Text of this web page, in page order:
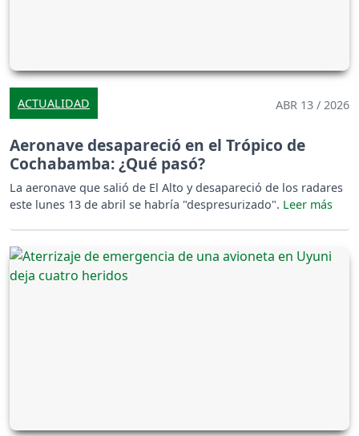
ACTUALIDAD ABR 13 / 2026
Aeronave desapareció en el Trópico de
Cochabamba: ¿Qué pasó?
La aeronave que salió de El Alto y desapareció de los radares
este lunes 13 de abril se habría "despresurizado".